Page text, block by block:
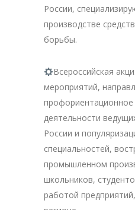
России,
производстве
борьбы.
Всероссийская
мероприятий,
деятельности
России и
специальностей,
промышленном
школьников,
работой